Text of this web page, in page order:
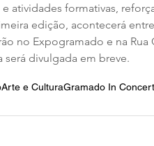
atividades formativas,
edição, acontecerá
no Expogramado e na Rua
divulgada em breve.
Arte e CulturaGramado In Concert